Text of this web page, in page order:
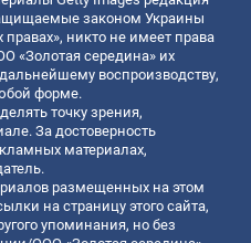
законом Украины
никто не имеет права
«Золотая середина» их
воспроизводству,
форме.
точку зрения,
За достоверность
материалах,
размещенных на этом
на страницу этого сайта,
упоминания, но без